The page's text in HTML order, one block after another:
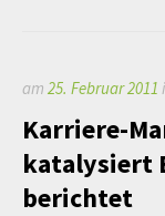
am 25. Februar 2011
Karriere-
katalysiert
berichtet